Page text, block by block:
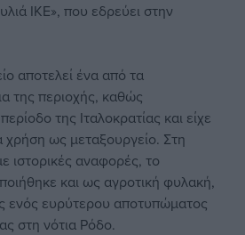
ΙΚΕ», που εδρεύει στην
αποτελεί ένα από τα
της περιοχής, καθώς
της Ιταλοκρατίας και είχε
χρήση ως μεταξουργείο. Στη
ιστορικές αναφορές, το
και ως αγροτική φυλακή,
ενός ευρύτερου αποτυπώματος
στη νότια Ρόδο.